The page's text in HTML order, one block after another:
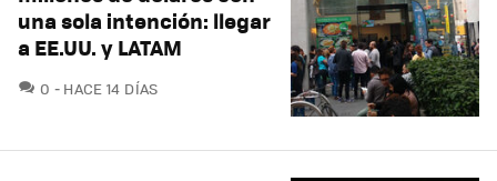
una sola intención: llegar
a EE.UU. y LATAM
0 COMENTARIOS
HACE 14 DÍAS